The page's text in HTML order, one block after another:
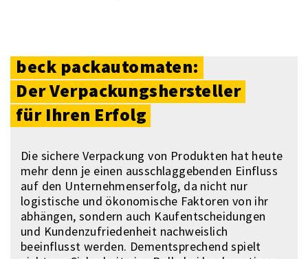
beck packautomaten:
DerVerpac­kungshersteller
für Ihren Erfolg
Die sichere Verpackung von Produkten hat heute
mehr denn je einen ausschlaggebenden Einfluss
auf den Unternehmenserfolg, da nicht nur
logistische und ökonomische Faktoren von ihr
abhängen, sondern auch Kaufentscheidungen
und Kundenzufriedenheit nachweislich
beeinflusst werden. Dementsprechend spielt